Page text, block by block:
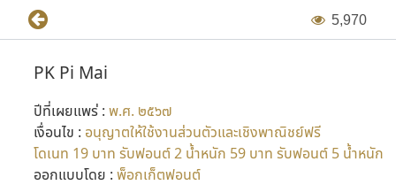
5,970
PK Pi Mai
ปีที่เผยแพร่ : พ.ศ. ๒๕๖๗
เงื่อนไข : อนุญาตให้ใช้งานส่วนตัวและเชิงพาณิชย์ฟรี
โดเนท 19 บาท รับฟอนต์ 2 น้ำหนัก 59 บาท รับฟอนต์ 5 น้ำหนัก
ออกแบบโดย : พ็อกเก็ตฟอนต์